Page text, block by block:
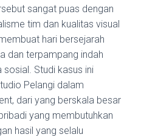
sangat puas dengan
tim dan kualitas visual
hari bersejarah
dan terpampang indah
Studi kasus ini
Pelangi dalam
dari yang berskala besar
yang membutuhkan
hasil yang selalu